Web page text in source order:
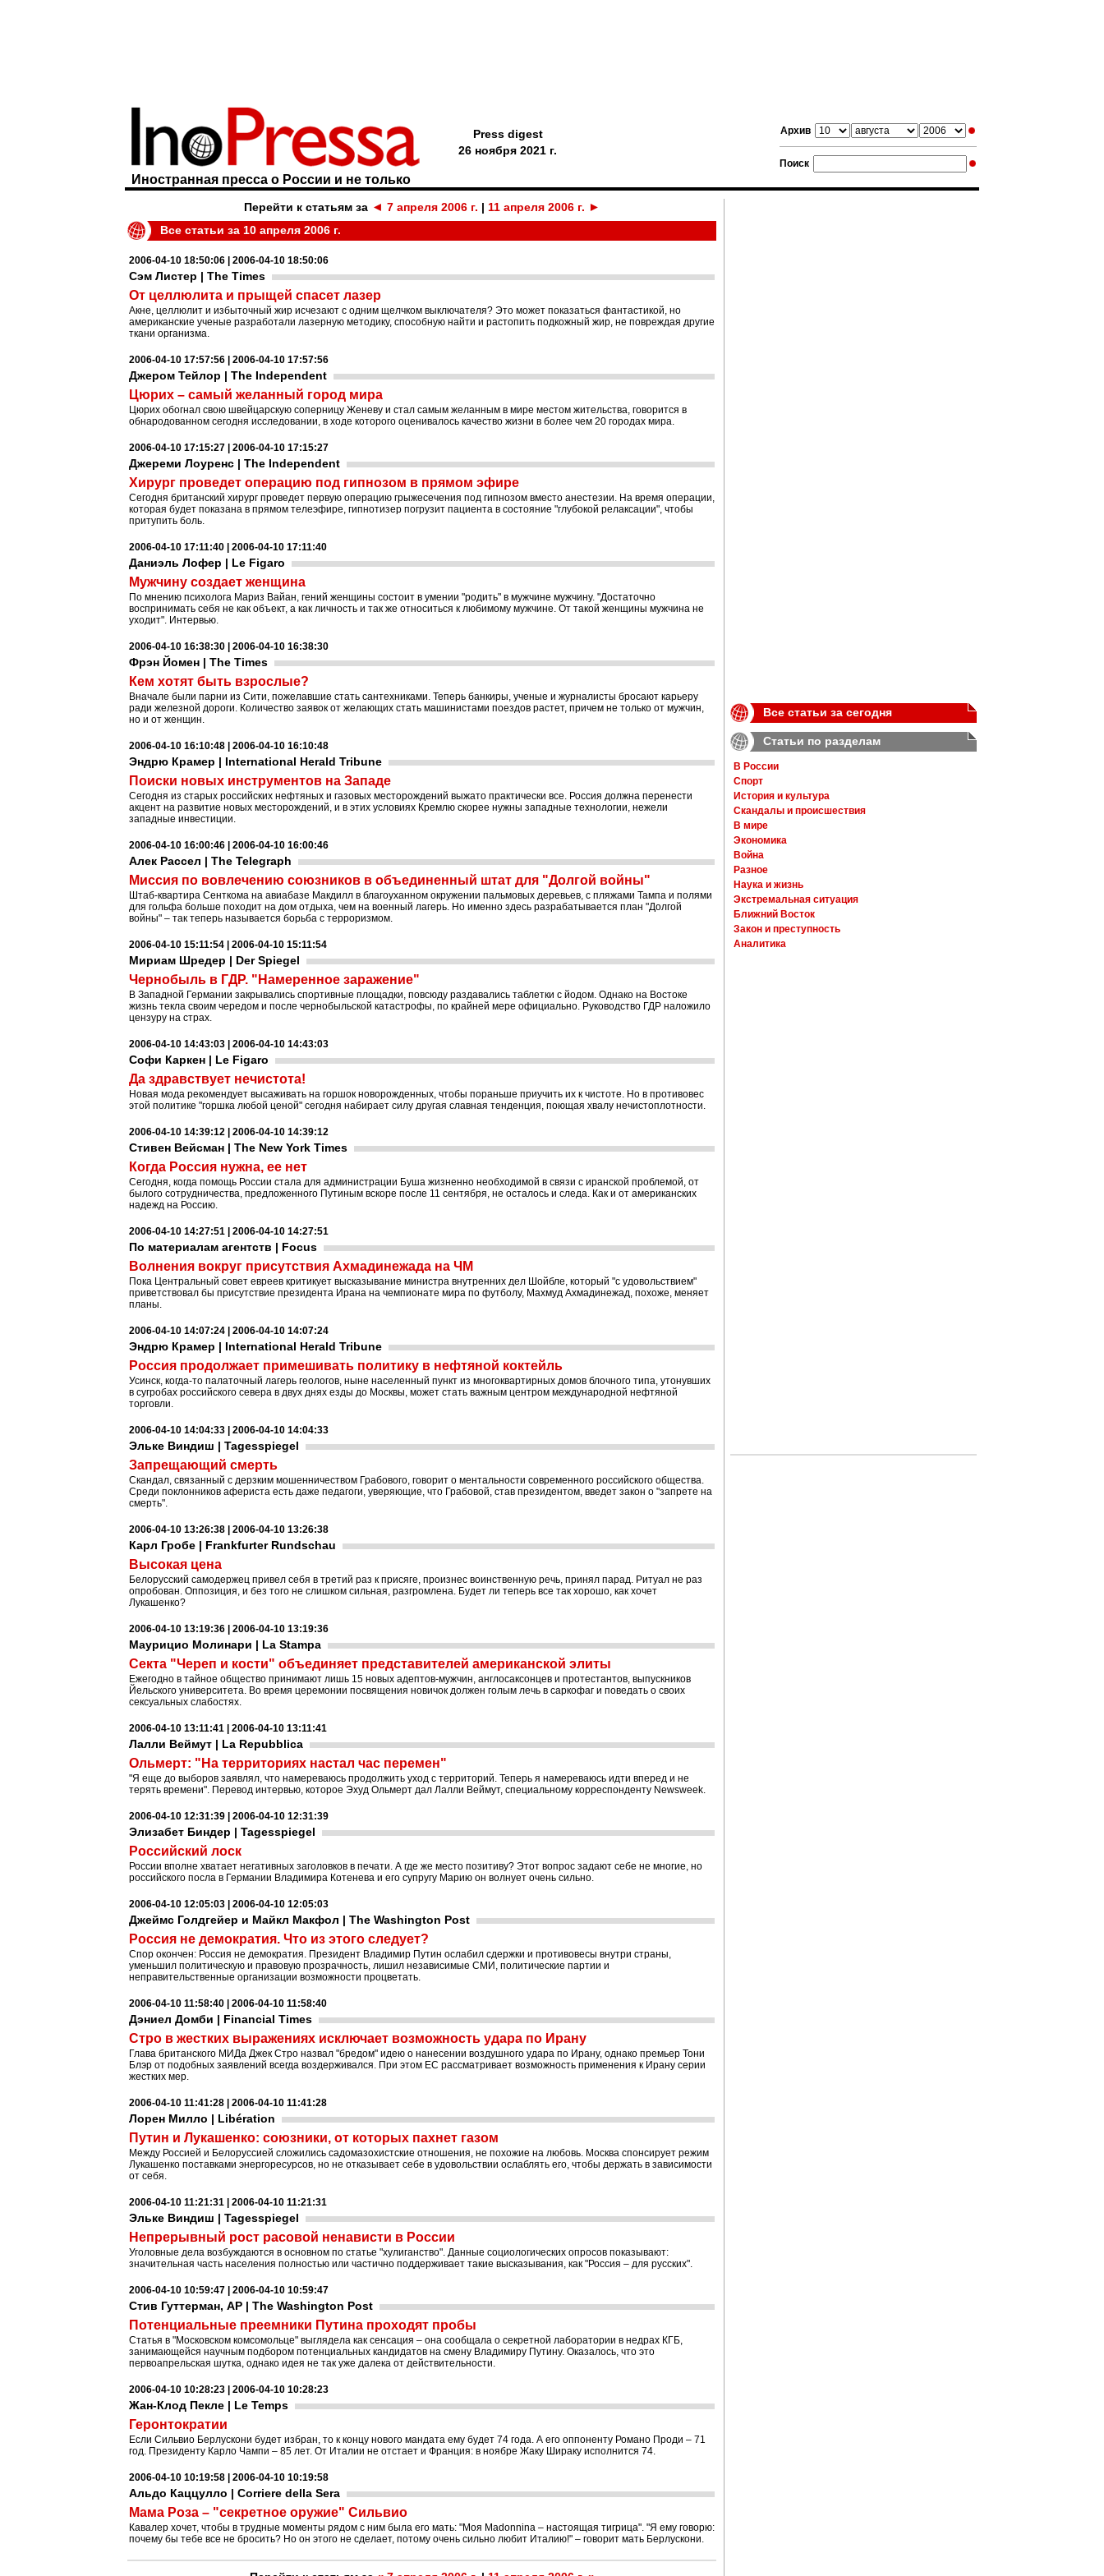
Архив
Поиск
Иностранная пресса о России и не только
Press digest
26 ноября 2021 г.
Перейти к статьям за ◄ 7 апреля 2006 г. | 11 апреля 2006 г. ►
Все статьи за 10 апреля 2006 г.
2006-04-10 18:50:06 | 2006-04-10 18:50:06
Сэм Листер | The Times
От целлюлита и прыщей спасет лазер
Акне, целлюлит и избыточный жир исчезают с одним щелчком выключателя? Это может показаться фантастикой, но
американские ученые разработали лазерную методику, способную найти и растопить подкожный жир, не повреждая другие
ткани организма.
2006-04-10 17:57:56 | 2006-04-10 17:57:56
Джером Тейлор | The Independent
Цюрих – самый желанный город мира
Цюрих обогнал свою швейцарскую соперницу Женеву и стал самым желанным в мире местом жительства, говорится в
обнародованном сегодня исследовании, в ходе которого оценивалось качество жизни в более чем 20 городах мира.
2006-04-10 17:15:27 | 2006-04-10 17:15:27
Джереми Лоуренс | The Independent
Хирург проведет операцию под гипнозом в прямом эфире
Сегодня британский хирург проведет первую операцию грыжесечения под гипнозом вместо анестезии. На время операции,
которая будет показана в прямом телеэфире, гипнотизер погрузит пациента в состояние "глубокой релаксации", чтобы
притупить боль.
2006-04-10 17:11:40 | 2006-04-10 17:11:40
Даниэль Лофер | Le Figaro
Мужчину создает женщина
По мнению психолога Мариз Вайан, гений женщины состоит в умении "родить" в мужчине мужчину. "Достаточно
воспринимать себя не как объект, а как личность и так же относиться к любимому мужчине. От такой женщины мужчина не
уходит". Интервью.
2006-04-10 16:38:30 | 2006-04-10 16:38:30
Фрэн Йомен | The Times
Кем хотят быть взрослые?
Вначале были парни из Сити, пожелавшие стать сантехниками. Теперь банкиры, ученые и журналисты бросают карьеру
ради железной дороги. Количество заявок от желающих стать машинистами поездов растет, причем не только от мужчин,
но и от женщин.
2006-04-10 16:10:48 | 2006-04-10 16:10:48
Эндрю Крамер | International Herald Tribune
Поиски новых инструментов на Западе
Cегодня из старых российских нефтяных и газовых месторождений выжато практически все. Россия должна перенести
акцент на развитие новых месторождений, и в этих условиях Кремлю скорее нужны западные технологии, нежели
западные инвестиции.
2006-04-10 16:00:46 | 2006-04-10 16:00:46
Алек Рассел | The Telegraph
Миссия по вовлечению союзников в объединенный штат для "Долгой войны"
Штаб-квартира Сенткома на авиабазе Макдилл в благоуханном окружении пальмовых деревьев, с пляжами Тампа и полями
для гольфа больше походит на дом отдыха, чем на военный лагерь. Но именно здесь разрабатывается план "Долгой
войны" – так теперь называется борьба с терроризмом.
2006-04-10 15:11:54 | 2006-04-10 15:11:54
Мириам Шредер | Der Spiegel
Чернобыль в ГДР. "Намеренное заражение"
В Западной Германии закрывались спортивные площадки, повсюду раздавались таблетки с йодом. Однако на Востоке
жизнь текла своим чередом и после чернобыльской катастрофы, по крайней мере официально. Руководство ГДР наложило
цензуру на страх.
2006-04-10 14:43:03 | 2006-04-10 14:43:03
Софи Каркен | Le Figaro
Да здравствует нечистота!
Новая мода рекомендует высаживать на горшок новорожденных, чтобы пораньше приучить их к чистоте. Но в противовес
этой политике "горшка любой ценой" сегодня набирает силу другая славная тенденция, поющая хвалу нечистоплотности.
2006-04-10 14:39:12 | 2006-04-10 14:39:12
Стивен Вейсман | The New York Times
Когда Россия нужна, ее нет
Сегодня, когда помощь России стала для администрации Буша жизненно необходимой в связи с иранской проблемой, от
былого сотрудничества, предложенного Путиным вскоре после 11 сентября, не осталось и следа. Как и от американских
надежд на Россию.
2006-04-10 14:27:51 | 2006-04-10 14:27:51
По материалам агентств | Focus
Волнения вокруг присутствия Ахмадинежада на ЧМ
Пока Центральный совет евреев критикует высказывание министра внутренних дел Шойбле, который "с удовольствием"
приветствовал бы присутствие президента Ирана на чемпионате мира по футболу, Махмуд Ахмадинежад, похоже, меняет
планы.
2006-04-10 14:07:24 | 2006-04-10 14:07:24
Эндрю Крамер | International Herald Tribune
Россия продолжает примешивать политику в нефтяной коктейль
Усинск, когда-то палаточный лагерь геологов, ныне населенный пункт из многоквартирных домов блочного типа, утонувших
в сугробах российского севера в двух днях езды до Москвы, может стать важным центром международной нефтяной
торговли.
2006-04-10 14:04:33 | 2006-04-10 14:04:33
Эльке Виндиш | Tagesspiegel
Запрещающий смерть
Скандал, связанный с дерзким мошенничеством Грабового, говорит о ментальности современного российского общества.
Среди поклонников афериста есть даже педагоги, уверяющие, что Грабовой, став президентом, введет закон о "запрете на
смерть".
2006-04-10 13:26:38 | 2006-04-10 13:26:38
Карл Гробе | Frankfurter Rundschau
Высокая цена
Белорусский самодержец привел себя в третий раз к присяге, произнес воинственную речь, принял парад. Ритуал не раз
опробован. Оппозиция, и без того не слишком сильная, разгромлена. Будет ли теперь все так хорошо, как хочет
Лукашенко?
2006-04-10 13:19:36 | 2006-04-10 13:19:36
Маурицио Молинари | La Stampa
Секта "Череп и кости" объединяет представителей американской элиты
Ежегодно в тайное общество принимают лишь 15 новых адептов-мужчин, англосаксонцев и протестантов, выпускников
Йельского университета. Во время церемонии посвящения новичок должен голым лечь в саркофаг и поведать о своих
сексуальных слабостях.
2006-04-10 13:11:41 | 2006-04-10 13:11:41
Лалли Веймут | La Repubblica
Ольмерт: "На территориях настал час перемен"
"Я еще до выборов заявлял, что намереваюсь продолжить уход с территорий. Теперь я намереваюсь идти вперед и не
терять времени". Перевод интервью, которое Эхуд Ольмерт дал Лалли Веймут, специальному корреспонденту Newsweek.
2006-04-10 12:31:39 | 2006-04-10 12:31:39
Элизабет Биндер | Tagesspiegel
Российский лоск
России вполне хватает негативных заголовков в печати. А где же место позитиву? Этот вопрос задают себе не многие, но
российского посла в Германии Владимира Котенева и его супругу Марию он волнует очень сильно.
2006-04-10 12:05:03 | 2006-04-10 12:05:03
Джеймс Голдгейер и Майкл Макфол | The Washington Post
Россия не демократия. Что из этого следует?
Спор окончен: Россия не демократия. Президент Владимир Путин ослабил сдержки и противовесы внутри страны,
уменьшил политическую и правовую прозрачность, лишил независимые СМИ, политические партии и
неправительственные организации возможности процветать.
2006-04-10 11:58:40 | 2006-04-10 11:58:40
Дэниел Домби | Financial Times
Стро в жестких выражениях исключает возможность удара по Ирану
Глава британского МИДа Джек Стро назвал "бредом" идею о нанесении воздушного удара по Ирану, однако премьер Тони
Блэр от подобных заявлений всегда воздерживался. При этом ЕС рассматривает возможность применения к Ирану серии
жестких мер.
2006-04-10 11:41:28 | 2006-04-10 11:41:28
Лорен Милло | Libération
Путин и Лукашенко: союзники, от которых пахнет газом
Между Россией и Белоруссией сложились садомазохистские отношения, не похожие на любовь. Москва спонсирует режим
Лукашенко поставками энергоресурсов, но не отказывает себе в удовольствии ослаблять его, чтобы держать в зависимости
от себя.
2006-04-10 11:21:31 | 2006-04-10 11:21:31
Эльке Виндиш | Tagesspiegel
Непрерывный рост расовой ненависти в России
Уголовные дела возбуждаются в основном по статье "хулиганство". Данные социологических опросов показывают:
значительная часть населения полностью или частично поддерживает такие высказывания, как "Россия – для русских".
2006-04-10 10:59:47 | 2006-04-10 10:59:47
Стив Гуттерман, AP | The Washington Post
Потенциальные преемники Путина проходят пробы
Статья в "Московском комсомольце" выглядела как сенсация – она сообщала о секретной лаборатории в недрах КГБ,
занимающейся научным подбором потенциальных кандидатов на смену Владимиру Путину. Оказалось, что это
первоапрельская шутка, однако идея не так уже далека от действительности.
2006-04-10 10:28:23 | 2006-04-10 10:28:23
Жан-Клод Пекле | Le Temps
Геронтократии
Если Сильвио Берлускони будет избран, то к концу нового мандата ему будет 74 года. А его оппоненту Романо Проди – 71
год. Президенту Карло Чампи – 85 лет. От Италии не отстает и Франция: в ноябре Жаку Шираку исполнится 74.
2006-04-10 10:19:58 | 2006-04-10 10:19:58
Альдо Каццулло | Corriere della Sera
Мама Роза – "секретное оружие" Сильвио
Кавалер хочет, чтобы в трудные моменты рядом с ним была его мать: "Моя Madonnina – настоящая тигрица". "Я ему говорю:
почему бы тебе все не бросить? Но он этого не сделает, потому очень сильно любит Италию!" – говорит мать Берлускони.
Все статьи за сегодня
Статьи по разделам
В России
Спорт
История и культура
Скандалы и происшествия
В мире
Экономика
Война
Разное
Наука и жизнь
Экстремальная ситуация
Ближний Восток
Закон и преступность
Аналитика